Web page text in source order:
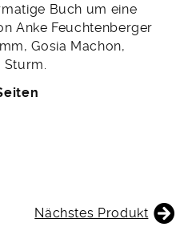
Buch um eine
Anke Feuchtenberger
Gosia Machon,
Nächstes Produkt